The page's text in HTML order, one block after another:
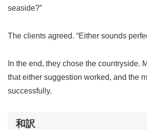
seaside?”
The clients agreed. “Either sounds
In the end, they chose the countryside.
that either suggestion worked, and the
successfully.
和訳